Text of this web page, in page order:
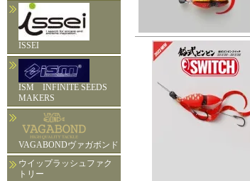
ISSEI
ISM INFINITE SEEDS
MAKERS
VAGABONDヴァガボンド
ウイップラッシュファク
トリー